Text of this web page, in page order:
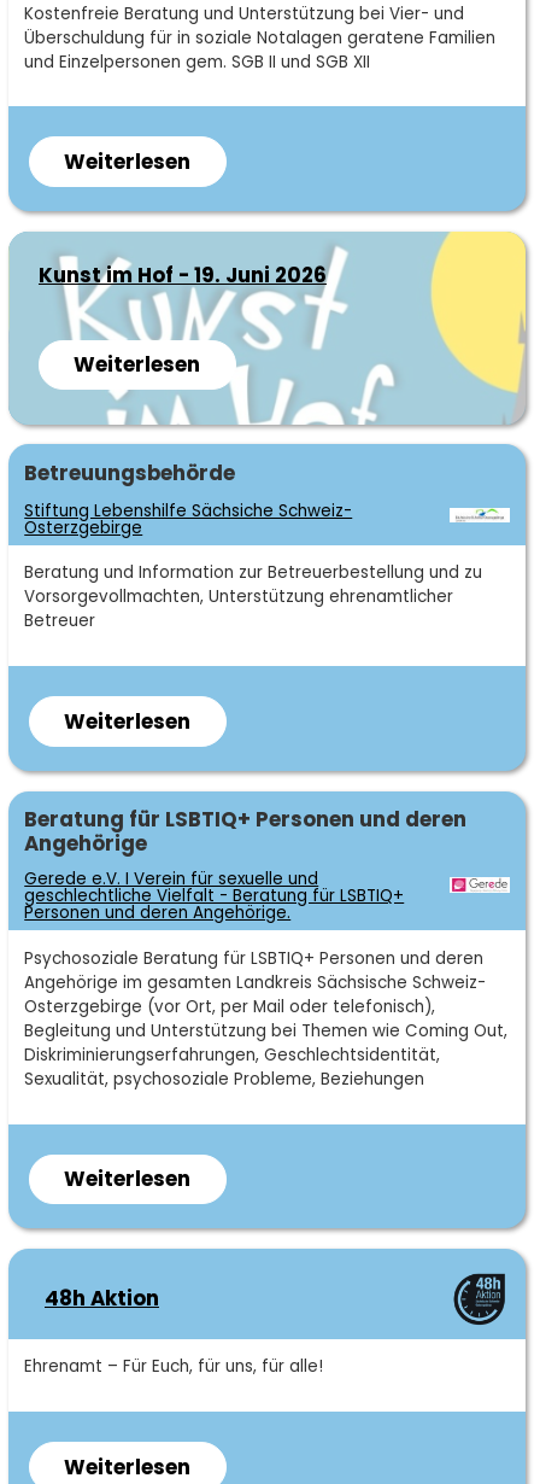
Kurzbeschreibung
Kostenfreie Beratung und Unterstützung bei Vier- und
Überschuldung für in soziale Notalagen geratene Familien
und Einzelpersonen gem. SGB II und SGB XII
Weiterlesen über
Bürgerhilfe
Sachsen
Kunst im Hof - 19. Juni 2026
Weiterlesen über
Kunst
im
Hof
19.
Juni
2026
Fachgebiet
Betreuungsbehörde
Stiftung Lebenshilfe Sächsiche Schweiz-
Osterzgebirge
Kurzbeschreibung
Beratung und Information zur Betreuerbestellung und zu
Vorsorgevollmachten, Unterstützung ehrenamtlicher
Betreuer
Weiterlesen über
Stiftung
Lebenshilfe
Sächsiche
Osterzgebirge
Fachgebiet
Beratung für LSBTIQ+ Personen und deren
Angehörige
Gerede e.V. I Verein für sexuelle und
geschlechtliche Vielfalt - Beratung für LSBTIQ+
Personen und deren Angehörige.
Kurzbeschreibung
Psychosoziale Beratung für LSBTIQ+ Personen und deren
Angehörige im gesamten Landkreis Sächsische Schweiz-
Osterzgebirge (vor Ort, per Mail oder telefonisch),
Begleitung und Unterstützung bei Themen wie Coming Out,
Diskriminierungserfahrungen, Geschlechtsidentität,
Sexualität, psychosoziale Probleme, Beziehungen
Weiterlesen über
Gerede
e.V.
für
sexuelle
Vielfalt
48h Aktion
Kurzbeschreibung
Ehrenamt – Für Euch, für uns, für alle!
Weiterlesen über